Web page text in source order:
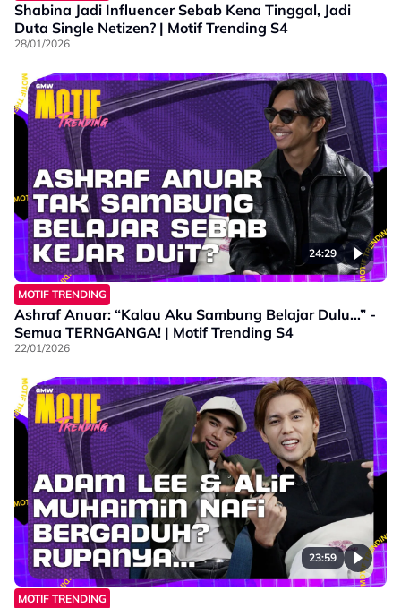
Shabina Jadi Influencer Sebab Kena Tinggal, Jadi
Duta Single Netizen? | Motif Trending S4
28/01/2026
24:29
MOTIF TRENDING
Ashraf Anuar: “Kalau Aku Sambung Belajar Dulu…” -
Semua TERNGANGA! | Motif Trending S4
22/01/2026
23:59
MOTIF TRENDING